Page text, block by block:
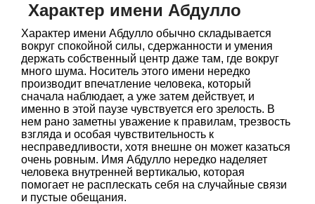
Характер имени Абдулло
Характер имени Абдулло обычно складывается
вокруг спокойной силы, сдержанности и умения
держать собственный центр даже там, где вокруг
много шума. Носитель этого имени нередко
производит впечатление человека, который
сначала наблюдает, а уже затем действует, и
именно в этой паузе чувствуется его зрелость. В
нем рано заметны уважение к правилам, трезвость
взгляда и особая чувствительность к
несправедливости, хотя внешне он может казаться
очень ровным. Имя Абдулло нередко наделяет
человека внутренней вертикалью, которая
помогает не расплескать себя на случайные связи
и пустые обещания.